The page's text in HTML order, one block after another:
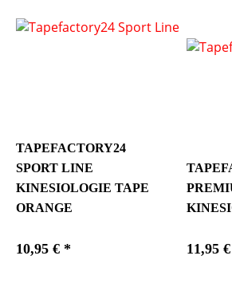
TAPEFACTORY24
SPORT LINE
KINESIOLOGIE TAPE
ORANGE
10,95 € * 11,95